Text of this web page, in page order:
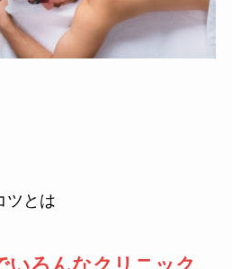
ツとは